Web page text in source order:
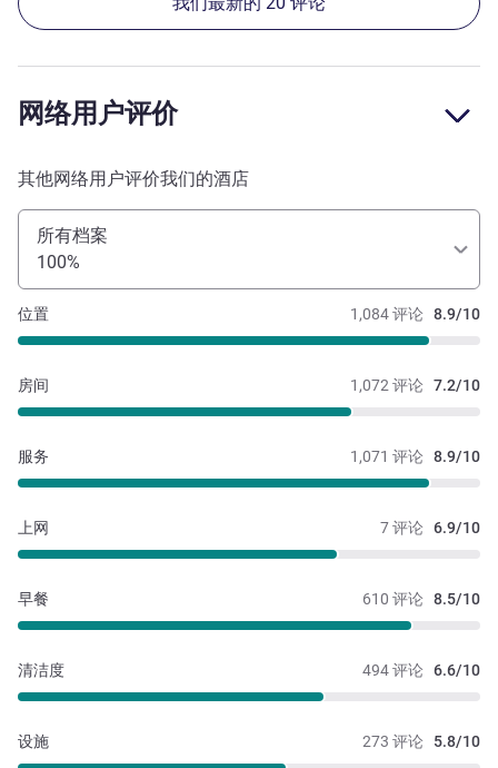
网络用户评价
其他网络用户评价我们的酒店
所有档案
100%
1,084 评论 8.9/10
位置
1,072 评论 7.2/10
房间
1,071 评论 8.9/10
服务
7 评论 6.9/10
上网
610 评论 8.5/10
早餐
494 评论 6.6/10
清洁度
273 评论 5.8/10
设施